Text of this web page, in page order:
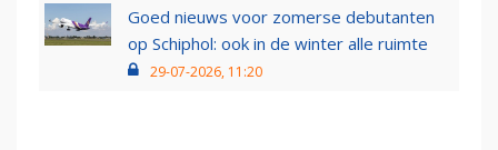
Goed nieuws voor zomerse debutanten
op Schiphol: ook in de winter alle ruimte
29-07-2026, 11:20